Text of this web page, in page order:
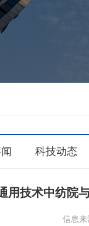
科技动态
用技术中纺院
信息来